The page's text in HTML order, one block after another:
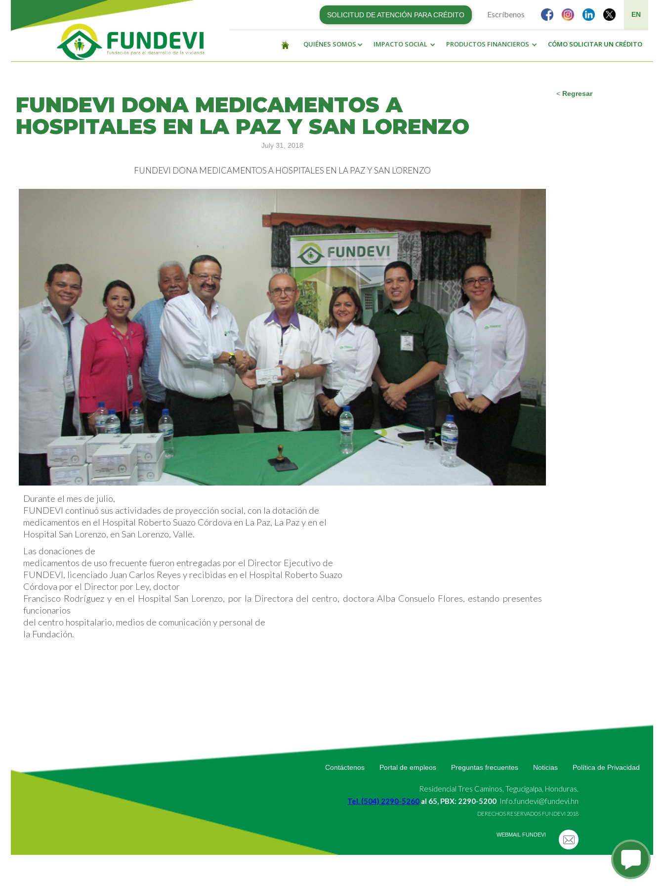
SOLICITUD DE ATENCIÓN PARA CRÉDITO Escríbenos EN
QUIÉNES SOMOS IMPACTO SOCIAL PRODUCTOS FINANCIEROS CÓMO SOLICITAR UN CRÉDITO
< Regresar
FUNDEVI DONA MEDICAMENTOS A
HOSPITALES EN LA PAZ Y SAN LORENZO
July 31, 2018
FUNDEVI DONA MEDICAMENTOS A HOSPITALES EN LA PAZ Y SAN LORENZO
Durante el mes de julio,
FUNDEVI continuó sus actividades de proyección social, con la dotación de
medicamentos en el Hospital Roberto Suazo Córdova en La Paz, La Paz y en el
Hospital San Lorenzo, en San Lorenzo, Valle.
Las donaciones de
medicamentos de uso frecuente fueron entregadas por el Director Ejecutivo de
FUNDEVI, licenciado Juan Carlos Reyes y recibidas en el Hospital Roberto Suazo
Córdova por el Director por Ley, doctor
Francisco Rodríguez y en el Hospital San Lorenzo, por la Directora del centro, doctora Alba Consuelo Flores, estando presentes
funcionarios
del centro hospitalario, medios de comunicación y personal de
la Fundación.
Contáctenos Portal de empleos Preguntas frecuentes Noticias Política de Privacidad
Residencial Tres Caminos, Tegucigalpa, Honduras.
Tel. (504) 2290-5260 al 65, PBX: 2290-5200 Info.fundevi@fundevi.hn
DERECHOS RESERVADOS FUNDEVI 2018
WEBMAIL FUNDEVI